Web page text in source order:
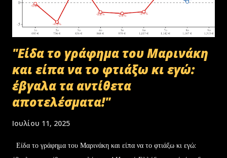
κοινοποιηθεί ότι ελέγχεται και στο ψηφιακό αρχείο του ΟΠΕΚΕΠ...
"Είδα το γράφημα του Μαρινάκη
και είπα να το φτιάξω κι εγώ:
έβγαλα τα αντίθετα
αποτελέσματα!"
Ιουλίου 11, 2025
Είδα το γράφημα του Μαρινάκη και είπα να το φτιάξω κι εγώ: